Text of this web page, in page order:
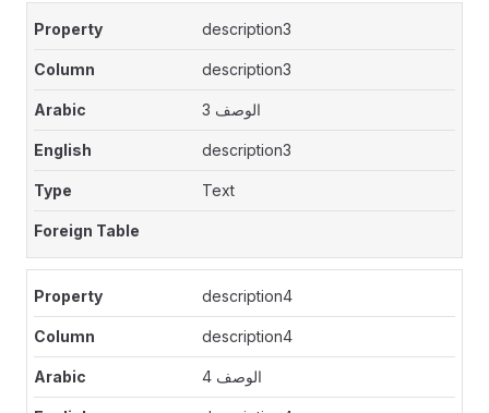
description3
description3
الوصف 3
description3
Text
description4
description4
الوصف 4